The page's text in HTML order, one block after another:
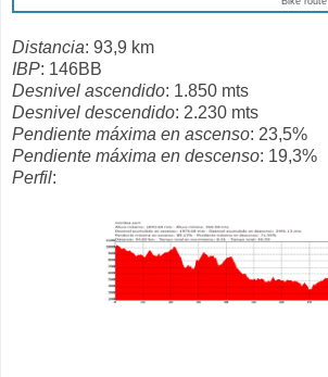
Distancia: 93,9 km
IBP: 146BB
Desnivel ascendido: 1.850 mts
Desnivel descendido: 2.230 mts
Pendiente máxima en ascenso: 23,5%
Pendiente máxima en descenso: 19,3%
Perfil: